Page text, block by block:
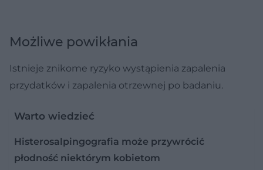
Możliwe powikłania
Istnieje znikome ryzyko wystąpienia zapalenia
przydatków i zapalenia otrzewnej po badaniu.
Warto wiedzieć
Histerosalpingografia może przywrócić
płodność niektórym kobietom